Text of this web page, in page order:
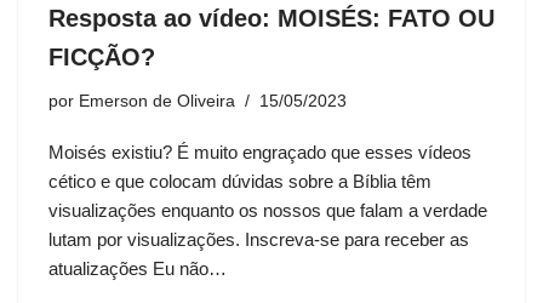
Resposta ao vídeo: MOISÉS: FATO OU
FICÇÃO?
por Emerson de Oliveira 15/05/2023
Moisés existiu? É muito engraçado que esses vídeos
cético e que colocam dúvidas sobre a Bíblia têm
visualizações enquanto os nossos que falam a verdade
lutam por visualizações. Inscreva-se para receber as
atualizações Eu não…